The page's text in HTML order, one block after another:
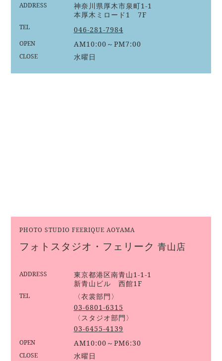
ADDRESS
神奈川県厚木市泉町1-1
本厚木ミロード1 7F
TEL 046-281-7984
OPEN AM10:00～PM7:00
CLOSE 水曜日
PHOTO STUDIO FEERIQUE AOYAMA
フォトスタジオ・フェリーク 青山店
ADDRESS
東京都港区南青山1-1-1
新青山ビル 西館1F
TEL
〈衣裳部門〉
03-6801-6315
〈スタジオ部門〉
03-6455-4139
OPEN AM10:00～PM6:30
CLOSE 水曜日